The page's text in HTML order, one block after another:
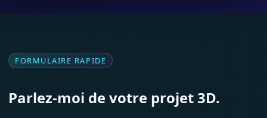
FORMULAIRE RAPIDE
Parlez-moi de votre projet 3D.